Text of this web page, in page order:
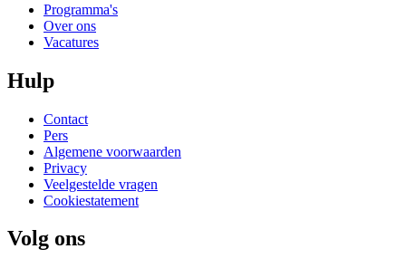
Programma's
Over ons
Vacatures
Hulp
Contact
Pers
Algemene voorwaarden
Privacy
Veelgestelde vragen
Cookiestatement
Volg ons